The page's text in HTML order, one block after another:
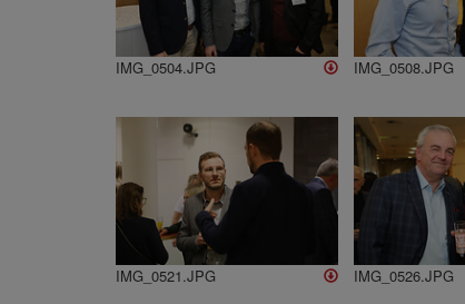
IMG_0504.JPG IMG_0508.JPG
IMG_0521.JPG IMG_0526.JPG